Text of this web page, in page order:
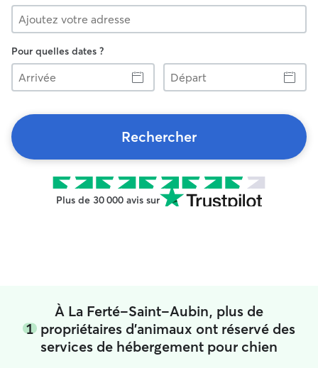
Pour quelles dates ?
Arrivée
Départ
Rechercher
Plus de 30 000 avis sur
À La Ferté-Saint-Aubin, plus de
1 propriétaires d'animaux ont réservé des
services de hébergement pour chien